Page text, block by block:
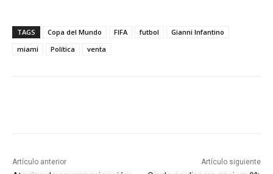
TAGS Copa del Mundo FIFA futbol
Gianni Infantino
miami
Política venta
Artículo anterior Artículo siguiente